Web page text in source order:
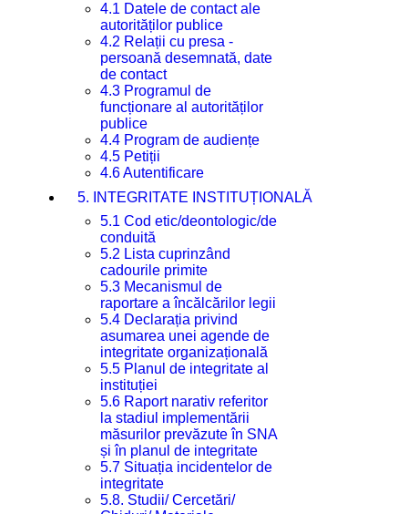
4.1 Datele de contact ale
autorităților publice
4.2 Relații cu presa -
persoană desemnată, date
de contact
4.3 Programul de
funcționare al autorităților
publice
4.4 Program de audiențe
4.5 Petiții
4.6 Autentificare
5. INTEGRITATE INSTITUȚIONALĂ
5.1 Cod etic/deontologic/de
conduită
5.2 Lista cuprinzând
cadourile primite
5.3 Mecanismul de
raportare a încălcărilor legii
5.4 Declarația privind
asumarea unei agende de
integritate organizațională
5.5 Planul de integritate al
instituției
5.6 Raport narativ referitor
la stadiul implementării
măsurilor prevăzute în SNA
și în planul de integritate
5.7 Situația incidentelor de
integritate
5.8. Studii/ Cercetări/